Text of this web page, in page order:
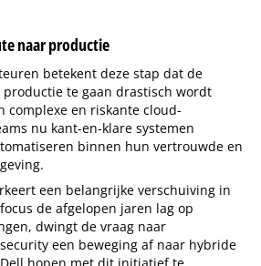
naar productie
betekent deze stap dat de
te gaan drastisch wordt
complexe en riskante cloud-
nu kant-en-klare systemen
binnen hun vertrouwde en
een belangrijke verschuiving in
de afgelopen jaren lag op
dwingt de vraag naar
een beweging af naar hybride